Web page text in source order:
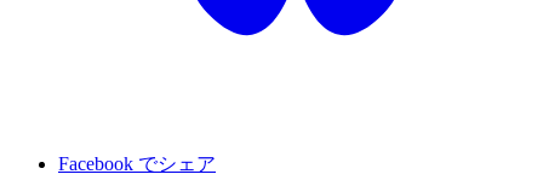
Facebook でシェア